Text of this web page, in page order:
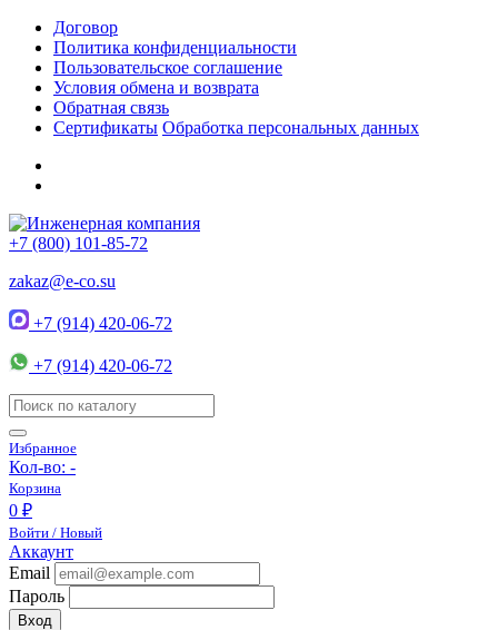
Договор
Политика конфиденциальности
Пользовательское соглашение
Условия обмена и возврата
Обратная связь
Сертификаты Обработка персональных данных
+7 (800) 101-85-72
zakaz@e-co.su
+7 (914) 420-06-72
+7 (914) 420-06-72
Избранное
Кол-во: -
Корзина
0 ₽
Войти / Новый
Аккаунт
Email
Пароль
Вход